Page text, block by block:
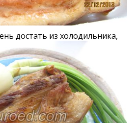
достать из холодильника,